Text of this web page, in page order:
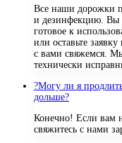
Все наши дорожки
и дезинфекцию. Вы
готовое к
или оставьте
с вами свяжемся.
технически
?Могу ли я
дольше?
Конечно! Если вам
свяжитесь с нами